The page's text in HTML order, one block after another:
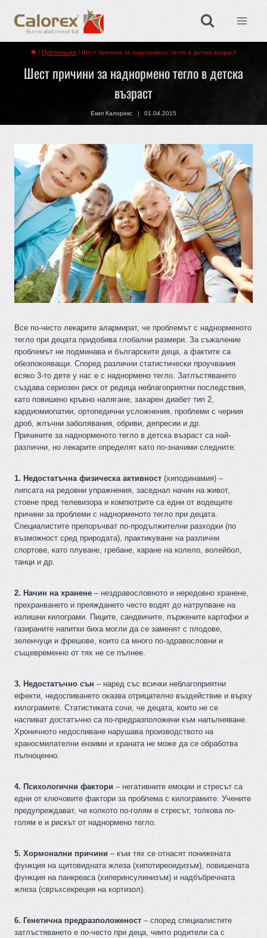
/ Публикации / Шест причини за наднормено тегло в детска възраст
Шест причини за наднормено тегло в детска
възраст
Екип Калорекс 01.04.2015
Все по-често лекарите алармират, че проблемът с наднорменото
тегло при децата придобива глобални размери. За съжаление
проблемът не подминава и българските деца, а фактите са
обезпокояващи. Според различни статистически проучвания
всяко 3-то дете у нас е с наднормено тегло. Затлъстяването
създава сериозен риск от редица неблагоприятни последствия,
като повишено кръвно налягане, захарен диабет тип 2,
кардиомиопатии, ортопедични усложнения, проблеми с черния
дроб, жлъчни заболявания, обриви, депресии и др.
Причините за наднорменото тегло в детска възраст са най-
различни, но лекарите определят като по-значими следните:
1. Недостатъчна физическа активност (хиподинамия) –
липсата на редовни упражнения, заседнал начин на живот,
стоене пред телевизора и компютрите са едни от водещите
причини за проблеми с наднорменото тегло при децата.
Специалистите препоръчват по-продължителни разходки (по
възможност сред природата), практикуване на различни
спортове, като плуване, гребане, каране на колело, волейбол,
танци и др.
2. Начин на хранене– нездравословното и нередовно хранене,
прехранването и преяждането често водят до натрупване на
излишни килограми. Пиците, сандвичите, пържените картофки и
газираните напитки биха могли да се заменят с плодове,
зеленчуци и фрешове, които са много по-здравословни и
същевременно от тях не се пълнее.
3. Недостатъчно сън – наред със всички неблагоприятни
ефекти, недоспиването оказва отрицателно въздействие и върху
килограмите. Статистиката сочи, че децата, които не се
наспиват достатъчно са по-предразположени към напълняване.
Хроничното недоспиване нарушава производството на
храносмилателни ензими и храната не може да се обработва
пълноценно.
4. Психологични фактори – негативните емоции и стресът са
едни от ключовите фактори за проблема с килограмите. Учените
предупреждават, че колкото по-голям е стресът, толкова по-
голям е и рискът от наднормено тегло.
5. Хормонални причини – към тях се отнасят понижената
функция на щитовидната жлеза (хипотиреоидизъм), повишената
функция на панкреаса (хиперинсулинизъм) и надбъбречната
жлеза (свръхсекреция на кортизол).
6. Генетична предразположеност – според специалистите
затлъстяването е по-често при деца, чиито родители са с